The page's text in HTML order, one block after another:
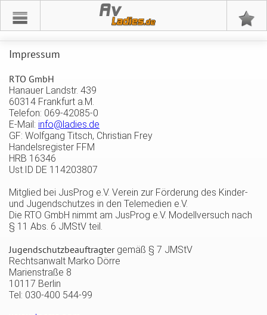
Av
Impressum
RTO GmbH
Hanauer Landstr. 439
60314 Frankfurt a.M.
Telefon: 069-42085-0
E-Mail: info@ladies.de
GF: Wolfgang Titsch, Christian Frey
Handelsregister FFM
HRB 16346
Ust.ID DE 114203807
Mitglied bei JusProg e.V. Verein zur Förderung des Kinder-
und Jugendschutzes in den Telemedien e.V.
Die RTO GmbH nimmt am JusProg e.V. Modellversuch nach
§ 11 Abs. 6 JMStV teil.
Jugendschutzbeauftragtergemäß § 7 JMStV
Rechtsanwalt Marko Dörre
Marienstraße 8
10117 Berlin
Tel: 030-400 544-99